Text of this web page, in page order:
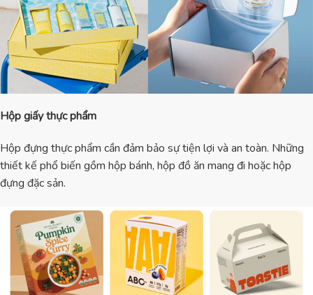
Hộp giấy thực phẩm
Hộp đựng thực phẩm cần đảm bảo sự tiện lợi và an toàn. Những
thiết kế phổ biến gồm hộp bánh, hộp đồ ăn mang đi hoặc hộp
đựng đặc sản.